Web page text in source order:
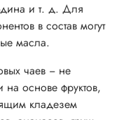
и т. д. Для
в состав могут
масла.
чаев − не
на основе фруктов,
кладезем